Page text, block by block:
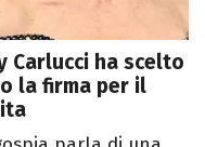
Carlucci ha scelto
la firma per il